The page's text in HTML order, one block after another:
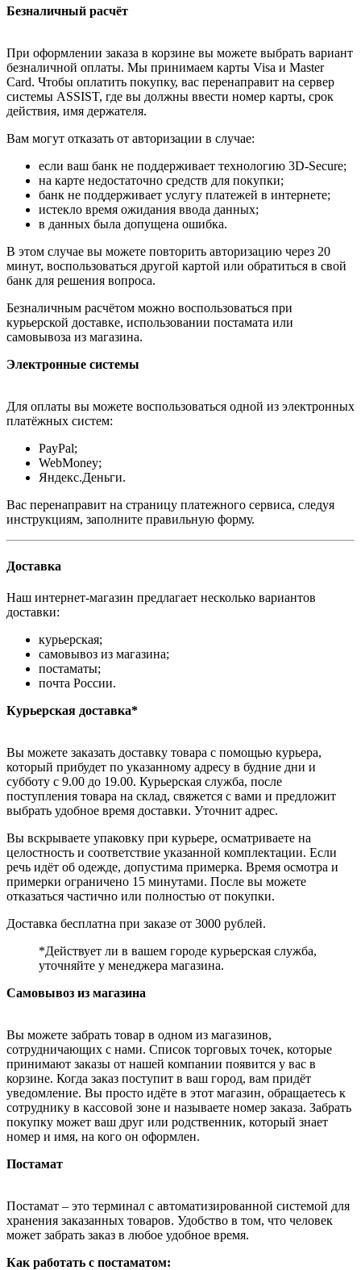
Безналичный расчёт
При оформлении заказа в корзине вы можете выбрать вариант
безналичной оплаты. Мы принимаем карты Visa и Master
Card. Чтобы оплатить покупку, вас перенаправит на сервер
системы ASSIST, где вы должны ввести номер карты, срок
действия, имя держателя.
Вам могут отказать от авторизации в случае:
если ваш банк не поддерживает технологию 3D-Secure;
на карте недостаточно средств для покупки;
банк не поддерживает услугу платежей в интернете;
истекло время ожидания ввода данных;
в данных была допущена ошибка.
В этом случае вы можете повторить авторизацию через 20
минут, воспользоваться другой картой или обратиться в свой
банк для решения вопроса.
Безналичным расчётом можно воспользоваться при
курьерской доставке, использовании постамата или
самовывоза из магазина.
Электронные системы
Для оплаты вы можете воспользоваться одной из электронных
платёжных систем:
PayPal;
WebMoney;
Яндекс.Деньги.
Вас перенаправит на страницу платежного сервиса, следуя
инструкциям, заполните правильную форму.
Доставка
Наш интернет-магазин предлагает несколько вариантов
доставки:
курьерская;
самовывоз из магазина;
постаматы;
почта России.
Курьерская доставка*
Вы можете заказать доставку товара с помощью курьера,
который прибудет по указанному адресу в будние дни и
субботу с 9.00 до 19.00. Курьерская служба, после
поступления товара на склад, свяжется с вами и предложит
выбрать удобное время доставки. Уточнит адрес.
Вы вскрываете упаковку при курьере, осматриваете на
целостность и соответствие указанной комплектации. Если
речь идёт об одежде, допустима примерка. Время осмотра и
примерки ограничено 15 минутами. После вы можете
отказаться частично или полностью от покупки.
Доставка бесплатна при заказе от 3000 рублей.
*Действует ли в вашем городе курьерская служба,
уточняйте у менеджера магазина.
Самовывоз из магазина
Вы можете забрать товар в одном из магазинов,
сотрудничающих с нами. Список торговых точек, которые
принимают заказы от нашей компании появится у вас в
корзине. Когда заказ поступит в ваш город, вам придёт
уведомление. Вы просто идёте в этот магазин, обращаетесь к
сотруднику в кассовой зоне и называете номер заказа. Забрать
покупку может ваш друг или родственник, который знает
номер и имя, на кого он оформлен.
Постамат
Постамат – это терминал с автоматизированной системой для
хранения заказанных товаров. Удобство в том, что человек
может забрать заказ в любое удобное время.
Как работать с постаматом: